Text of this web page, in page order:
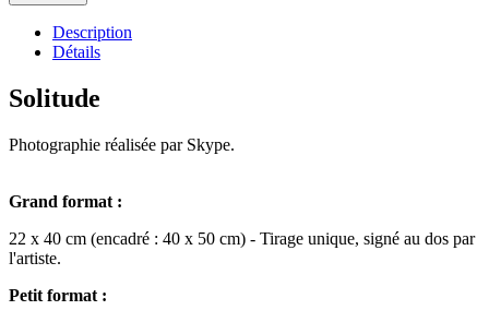
Description
Détails
Solitude
Photographie réalisée par Skype.
Grand format :
22 x 40 cm (encadré : 40 x 50 cm) - Tirage unique, signé au dos par
l'artiste.
Petit format :